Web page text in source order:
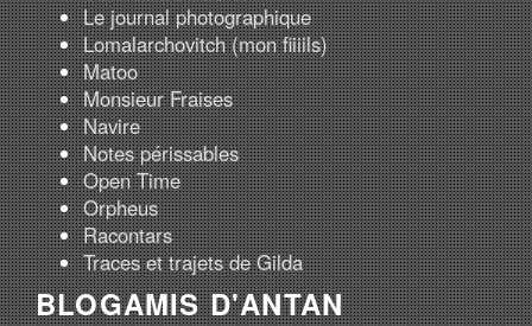
Le journal photographique
Lomalarchovitch (mon fiiiils)
Matoo
Monsieur Fraises
Navire
Notes périssables
Open Time
Orpheus
Racontars
Traces et trajets de Gilda
BLOGAMIS D'ANTAN